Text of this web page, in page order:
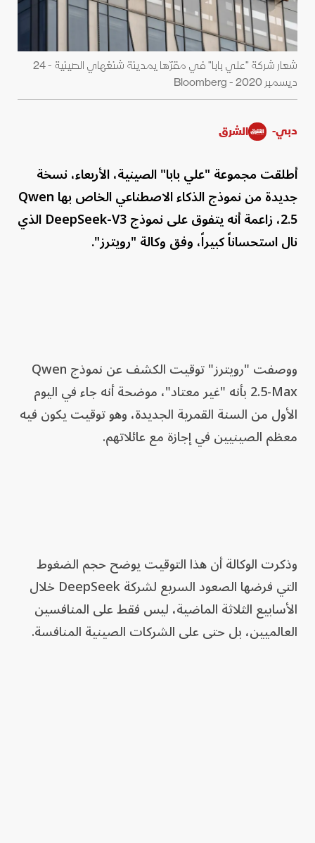
شعار شركة "علي بابا" في مقرّها يمدينة شنغهاي الصينية - 24
ديسمبر 2020 - Bloomberg
دبي- الشرق
أطلقت مجموعة "علي بابا" الصينية، الأربعاء، نسخة
جديدة من نموذج الذكاء الاصطناعي الخاص بها Qwen
2.5، زاعمة أنه يتفوق على نموذج DeepSeek-V3 الذي
نال استحساناً كبيراً، وفق وكالة "رويترز".
ووصفت "رويترز" توقيت الكشف عن نموذج Qwen
2.5-Max بأنه "غير معتاد"، موضحة أنه جاء في اليوم
الأول من السنة القمرية الجديدة، وهو توقيت يكون فيه
معظم الصينيين في إجازة مع عائلاتهم.
وذكرت الوكالة أن هذا التوقيت يوضح حجم الضغوط
التي فرضها الصعود السريع لشركة DeepSeek خلال
الأسابيع الثلاثة الماضية، ليس فقط على المنافسين
العالميين، بل حتى على الشركات الصينية المنافسة.